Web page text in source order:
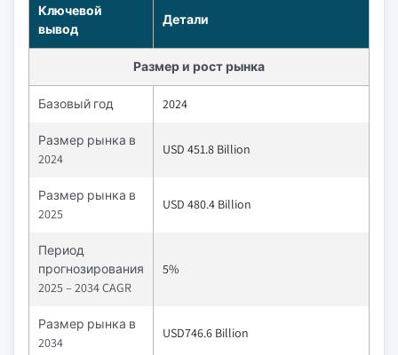
Ключевой
вывод
Детали
Размер и рост рынка
Базовый год 2024
Размер рынка в
2024
USD 451.8 Billion
Размер рынка в
2025
USD 480.4 Billion
Период
прогнозирования
2025 – 2034 CAGR
5%
Размер рынка в
2034
USD746.6 Billion